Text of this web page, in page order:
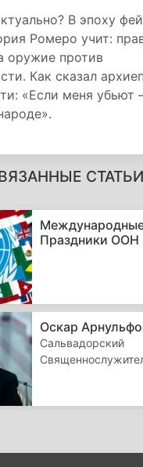
В эпоху
Ромеро учит:
оружие против
Как сказал
«Если меня убьют
СТАТЬИ
Праздники ООН
Оскар
Сальвадорский